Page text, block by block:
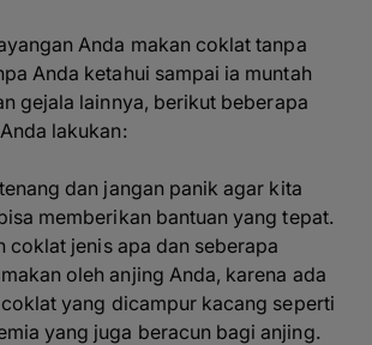
Anda makan coklat tanpa
Anda ketahui sampai ia muntah
gejala lainnya, berikut beberapa
lakukan:
dan jangan panik agar kita
memberikan bantuan yang tepat.
coklat jenis apa dan seberapa
oleh anjing Anda, karena ada
yang dicampur kacang seperti
yang juga beracun bagi anjing.